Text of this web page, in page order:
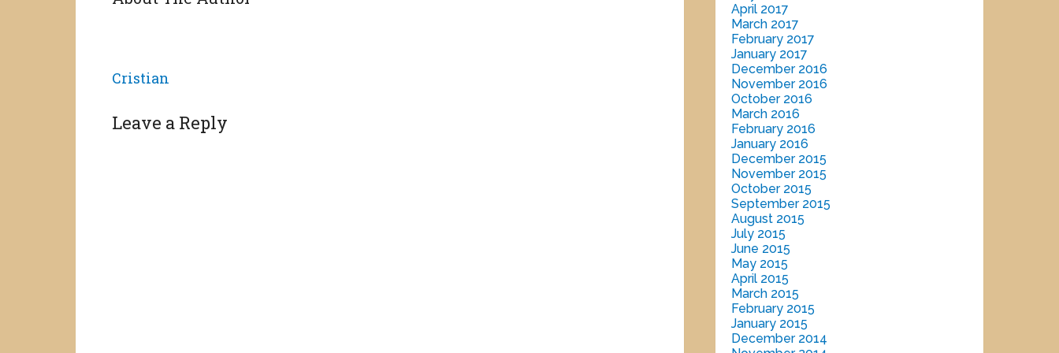
April 2017
March 2017
February 2017
January 2017
December 2016
November 2016
October 2016
March 2016
February 2016
January 2016
December 2015
November 2015
October 2015
September 2015
August 2015
July 2015
June 2015
May 2015
April 2015
March 2015
February 2015
January 2015
December 2014